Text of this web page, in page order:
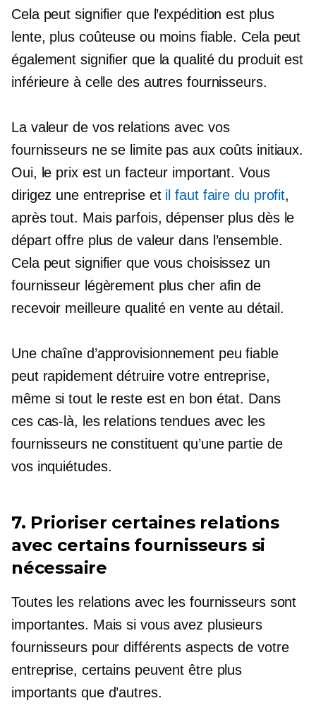
Cela peut signifier que l’expédition est plus
lente, plus coûteuse ou moins fiable. Cela peut
également signifier que la qualité du produit est
inférieure à celle des autres fournisseurs.
La valeur de vos relations avec vos
fournisseurs ne se limite pas aux coûts initiaux.
Oui, le prix est un facteur important. Vous
dirigez une entreprise et il faut faire du profit,
après tout. Mais parfois, dépenser plus dès le
départ offre plus de valeur dans l’ensemble.
Cela peut signifier que vous choisissez un
fournisseur légèrement plus cher afin de
recevoir meilleure qualitéen vente au détail.
Une chaîne d’approvisionnement peu fiable
peut rapidement détruire votre entreprise,
même si tout le reste est en bon état. Dans
ces cas-là, les relations tendues avec les
fournisseurs ne constituent qu’une partie de
vos inquiétudes.
7. Prioriser certaines relations
avec certains fournisseurs si
nécessaire
Toutes les relations avec les fournisseurs sont
importantes. Mais si vous avez plusieurs
fournisseurs pour différents aspects de votre
entreprise, certains peuvent être plus
importants que d’autres.